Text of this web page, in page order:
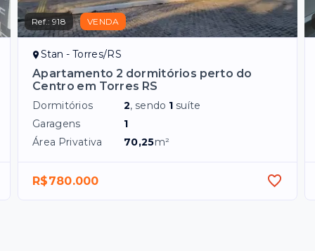
Ref.:918 VENDA
Stan - Torres/RS
Apartamento 2 dormitórios perto do
Centro em Torres RS
Dormitórios 2, sendo 1 suíte
Garagens
1
Área Privativa
70,25m²
R$780.000